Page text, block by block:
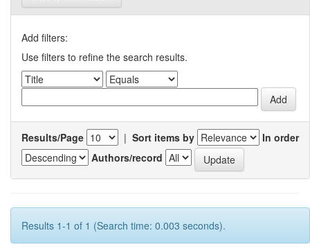
Add filters:
Use filters to refine the search results.
Results/Page | Sort items by
In order
Authors/record
Results 1-1 of 1 (Search time: 0.003 seconds).